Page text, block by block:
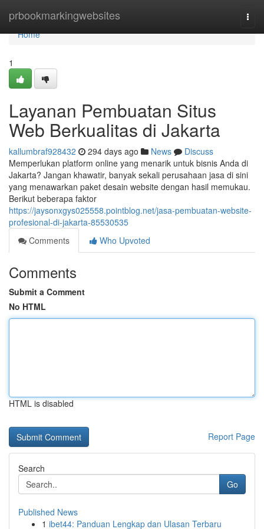
prbookmarkingwebsites
Home
Home
1
Layanan Pembuatan Situs
Web Berkualitas di Jakarta
kallumbraf928432 294 days ago News
Discuss
Memperlukan platform online yang menarik untuk bisnis Anda di
Jakarta? Jangan khawatir, banyak sekali perusahaan jasa di sini
yang menawarkan paket desain website dengan hasil memukau.
Berikut beberapa faktor
https://jaysonxgys025558.pointblog.net/jasa-pembuatan-website-
profesional-di-jakarta-85530535
Comments
Who Upvoted
Comments
Submit a Comment
No HTML
HTML is disabled
Report Page
Search
Go
Published News
1 ibet44: Panduan Lengkap dan Ulasan Terbaru